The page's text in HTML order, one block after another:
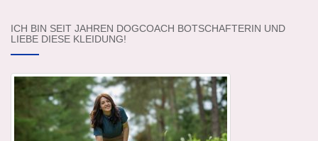
ICH BIN SEIT JAHREN DOGCOACH BOTSCHAFTERIN UND
LIEBE DIESE KLEIDUNG!